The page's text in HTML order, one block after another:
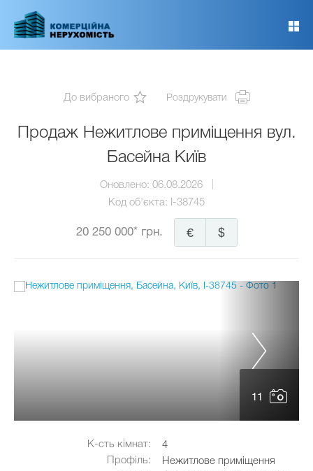
основного
До вибраного Роздрукувати
Продаж Нежитлове приміщення вул.
Басейна Київ
Оновлено: 06.08.2026
Код об'єкта:
I-38745
20 250 000* грн. $
€
11
К-сть кімнат:
4
Профіль:
Нежитлове приміщення